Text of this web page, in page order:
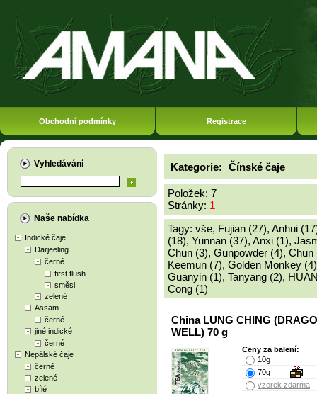
Obchodní podmínky Registrace
Vyhledávání
Naše nabídka
Indické čaje
Darjeeling
černé
first flush
směsi
zelené
Assam
černé
jiné indické
černé
Nepálské čaje
černé
zelené
bílé
Kategorie: Čínské čaje
Položek: 7
Stránky: 1
Tagy: vše, Fujian (27), Anhui
(18), Yunnan (37), Anxi (1),
Chun (3), Gunpowder (4), Chun
Keemun (7), Golden Monkey (4)
Guanyin (1), Tanyang (2),
Cong (1)
China LUNG CHING
WELL) 70 g
Ceny za balení:
10g
70g
vzorek zdarma